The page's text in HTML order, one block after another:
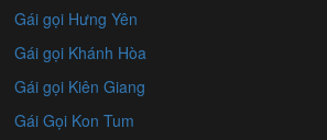
Gái gọi Hưng Yên
Gái gọi Khánh Hòa
Gái gọi Kiên Giang
Gái Gọi Kon Tum